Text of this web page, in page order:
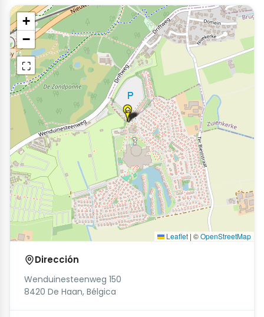
+
−
⛶
Leaflet | ©OpenStreetMap
Dirección
Wenduinesteenweg 150
8420 De Haan, Bélgica